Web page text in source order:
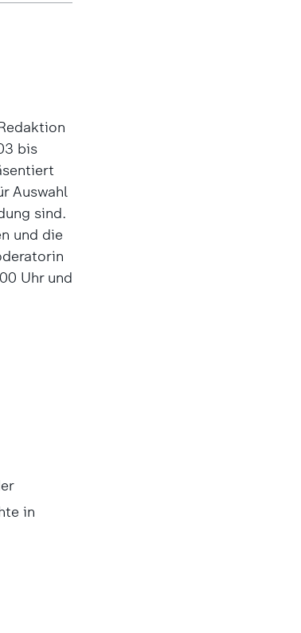
bis
Auswahl
sind.
und die
Uhr und
in